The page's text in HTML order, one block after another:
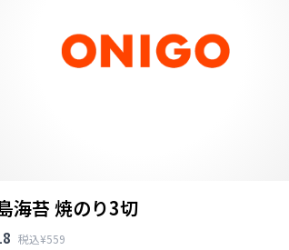
海苔 焼のり3切
税込¥559